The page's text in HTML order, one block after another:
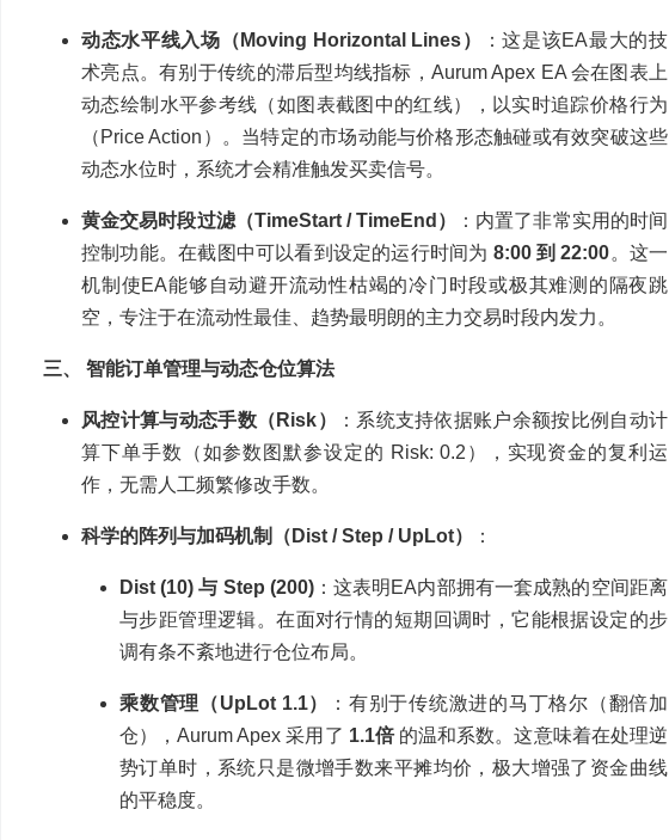
动态水平线入场（Moving Horizontal Lines）
：这是该EA最大的技
术亮点。有别于传统的滞后型均线指标，Aurum Apex EA 会在图表上
动态绘制水平参考线（如图表截图中的红线），以实时追踪价格行为
（Price Action）。当特定的市场动能与价格形态触碰或有效突破这些
动态水位时，系统才会精准触发买卖信号。
黄金交易时段过滤（TimeStart / TimeEnd）
：内置了非常实用的时间
控制功能。在截图中可以看到设定的运行时间为 8:00 到 22:00。这一
机制使EA能够自动避开流动性枯竭的冷门时段或极其难测的隔夜跳
空，专注于在流动性最佳、趋势最明朗的主力交易时段内发力。
三、 智能订单管理与动态仓位算法
风控计算与动态手数（Risk）
：系统支持依据账户余额按比例自动计
算下单手数（如参数图默参设定的 Risk: 0.2），实现资金的复利运
作，无需人工频繁修改手数。
科学的阵列与加码机制（Dist / Step / UpLot） ：
Dist (10) 与 Step (200)：这表明EA内部拥有一套成熟的空间距离
与步距管理逻辑。在面对行情的短期回调时，它能根据设定的步
调有条不紊地进行仓位布局。
乘数管理（UpLot 1.1）
：有别于传统激进的马丁格尔（翻倍加
仓），Aurum Apex 采用了 1.1倍的温和系数。这意味着在处理逆
势订单时，系统只是微增手数来平摊均价，极大增强了资金曲线
的平稳度。